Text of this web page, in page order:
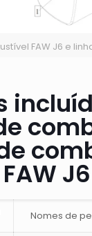
FAW J6 e
FAW J6
Nomes de